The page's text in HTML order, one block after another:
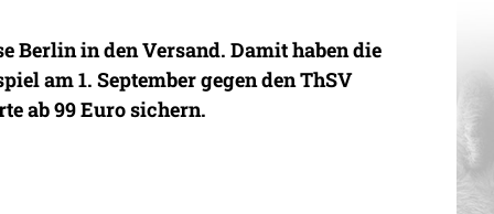
Berlin in den Versand. Damit haben die
am 1. September gegen den ThSV
ab 99 Euro sichern.